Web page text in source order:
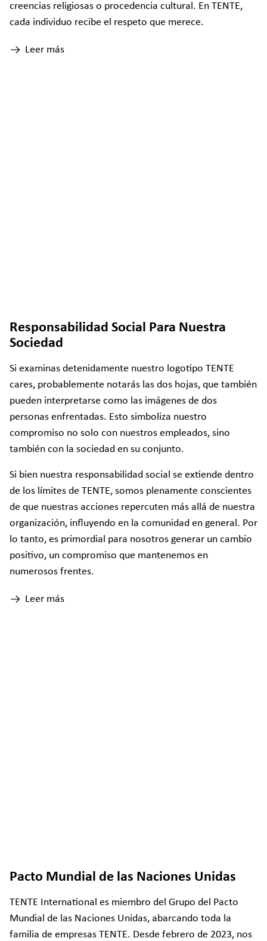
creencias religiosas o procedencia cultural. En TENTE,
cada individuo recibe el respeto que merece.
Leer más
Responsabilidad Social Para Nuestra
Sociedad
Si examinas detenidamente nuestro logotipo TENTE
cares, probablemente notarás las dos hojas, que también
pueden interpretarse como las imágenes de dos
personas enfrentadas. Esto simboliza nuestro
compromiso no solo con nuestros empleados, sino
también con la sociedad en su conjunto.
Si bien nuestra responsabilidad social se extiende dentro
de los límites de TENTE, somos plenamente conscientes
de que nuestras acciones repercuten más allá de nuestra
organización, influyendo en la comunidad en general. Por
lo tanto, es primordial para nosotros generar un cambio
positivo, un compromiso que mantenemos en
numerosos frentes.
Leer más
Pacto Mundial de las Naciones Unidas
TENTE International es miembro del Grupo del Pacto
Mundial de las Naciones Unidas, abarcando toda la
familia de empresas TENTE. Desde febrero de 2023, nos